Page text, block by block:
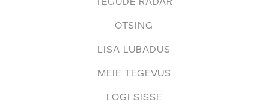
TEGUDE RADAR
OTSING
LISA LUBADUS
MEIE TEGEVUS
LOGI SISSE